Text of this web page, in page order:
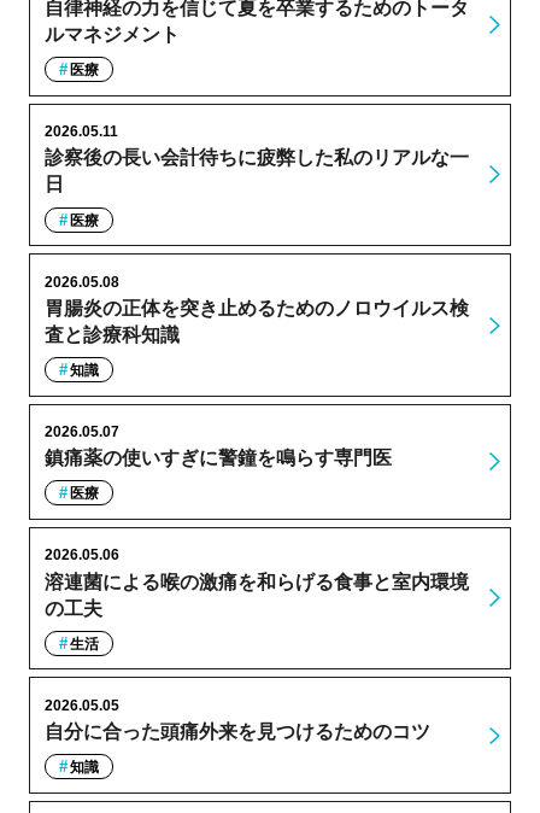
自律神経の力を信じて夏を卒業するためのトータ
ルマネジメント
医療
診察後の長い会計待ちに疲弊した私のリアルな一
日
2026.05.11
医療
胃腸炎の正体を突き止めるためのノロウイルス検
査と診療科知識
2026.05.08
知識
鎮痛薬の使いすぎに警鐘を鳴らす専門医
2026.05.07
医療
溶連菌による喉の激痛を和らげる食事と室内環境
の工夫
2026.05.06
生活
自分に合った頭痛外来を見つけるためのコツ
2026.05.05
知識